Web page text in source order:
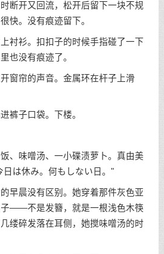
断开又回流，松开后留下一块不规
快。没有痕迹留下。
衫。扣扣子的时候手指碰了一下
也没有痕迹了。
帘的声音。金属环在杆子上滑
子口袋。下楼。
味噌汤、一小碟渍萝卜。真由美
は休み。何もしない日。"
晨没有区别。她穿着那件灰色亚
子——不是发簪，就是一根浅色木筷
缕碎发落在耳侧，她搅味噌汤的时